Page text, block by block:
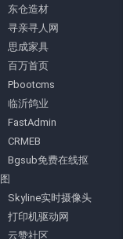
东仓造材
寻亲寻人网
思成家具
百万首页
Pbootcms
临沂鸽业
FastAdmin
CRMEB
Bgsub免费在线抠
图
Skyline实时摄像头
打印机驱动网
云赞社区